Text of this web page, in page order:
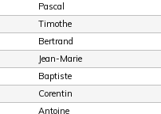
Pascal
Timothe
Bertrand
Jean-Marie
Baptiste
Corentin
Antoine